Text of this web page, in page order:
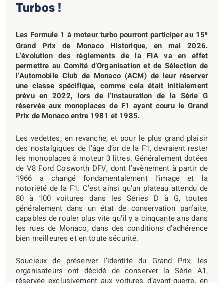
Turbos !
Les Formule 1 à moteur turbo pourront participer au 15e
Grand Prix de Monaco Historique, en mai 2026.
L’évolution des règlements de la FIA va en effet
permettre au Comité d’Organisation et de Sélection de
l’Automobile Club de Monaco (ACM) de leur réserver
une classe spécifique, comme cela était initialement
prévu en 2022, lors de l’instauration de la Série G
réservée aux monoplaces de F1 ayant couru le Grand
Prix de Monaco entre 1981 et 1985.
Les vedettes, en revanche, et pour le plus grand plaisir
des nostalgiques de l’âge d’or de la F1, devraient rester
les monoplaces à moteur 3 litres. Généralement dotées
de V8 Ford Cosworth DFV, dont l’avènement à partir de
1966 a changé fondamentalement l’image et la
notoriété de la F1. C’est ainsi qu’un plateau attendu de
80 à 100 voitures dans les Séries D à G, toutes
généralement dans un état de conservation parfaite,
capables de rouler plus vite qu’il y a cinquante ans dans
les rues de Monaco, dans des conditions d’adhérence
bien meilleures et en toute sécurité.
Soucieux de préserver l’identité du Grand Prix, les
organisateurs ont décidé de conserver la Série A1,
réservée exclusivement aux voitures d’avant-guerre, en